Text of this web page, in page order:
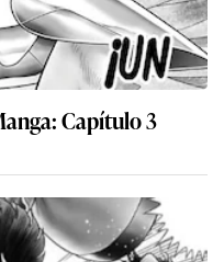
Capítulo 3